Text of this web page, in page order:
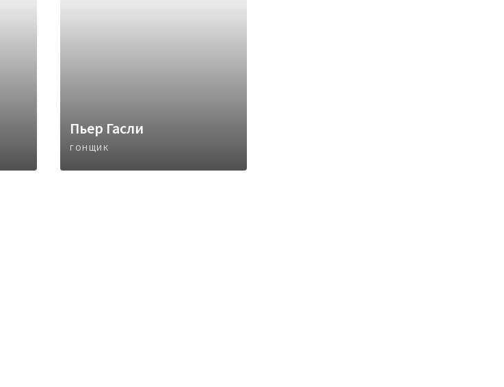
Пьер Гасли
ГОНЩИК